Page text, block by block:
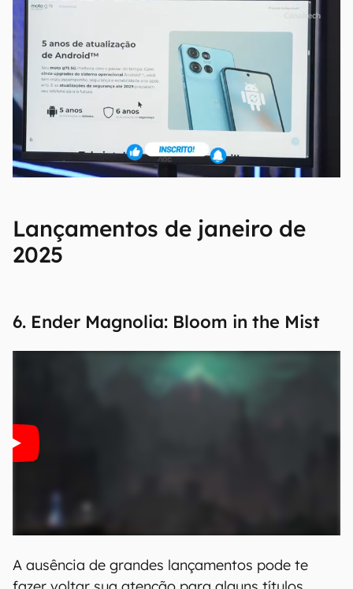
Lançamentos de janeiro de
2025
6. Ender Magnolia: Bloom in the Mist
A ausência de grandes lançamentos pode te